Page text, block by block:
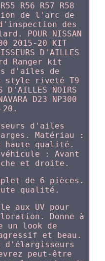
R56 R57 R58
de l'arc de
des
POUR NISSAN
2015-20 KIT
D'AILLES
Ranger kit
d'ailes de
style riveté T9
D'AILLES NOIRS
D23 NP300
20.
d'ailes
Matériau :
haute qualité.
: Avant
et droite.
de 6 pièces.
qualité.
aux UV pour
Donne à
un look de
et beau.
d'élargisseurs
peut-être